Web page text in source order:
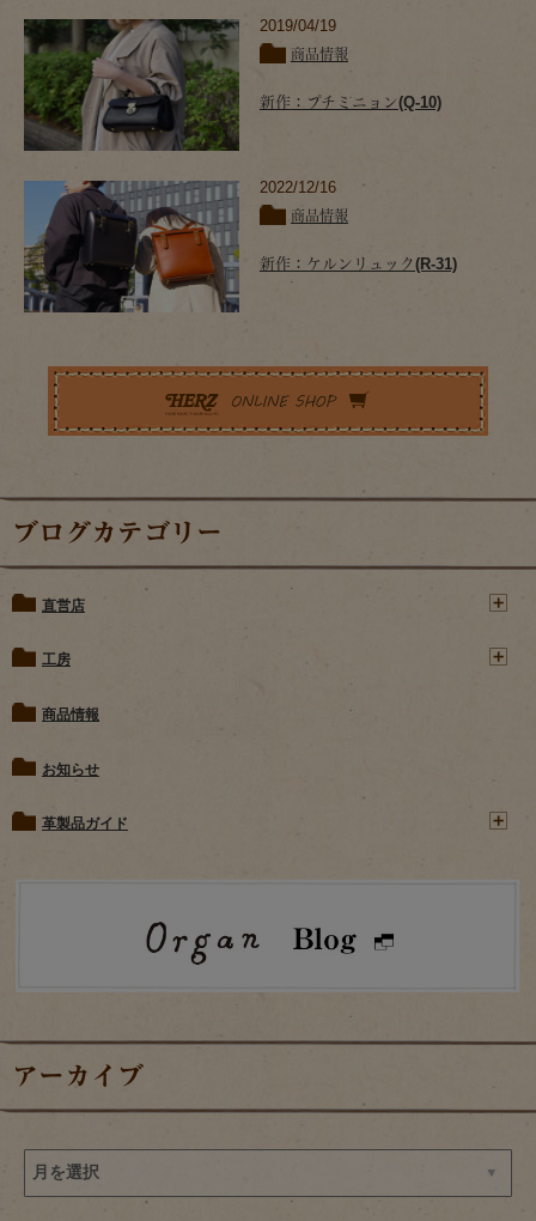
2019/04/19
商品情報
新作：プチミニョン(Q-10)
2022/12/16
商品情報
新作：ケルンリュック(R-31)
ブログカテゴリー
直営店
工房
商品情報
お知らせ
革製品ガイド
アーカイブ